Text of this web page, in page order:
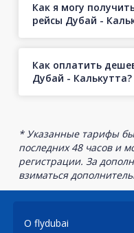
Как я могу
рейсы Дубай -
Как оплатить
Дубай - Калькутта?
* Указанные тарифы
последних 48 часов и
регистрации. За
взиматься
О flydubai